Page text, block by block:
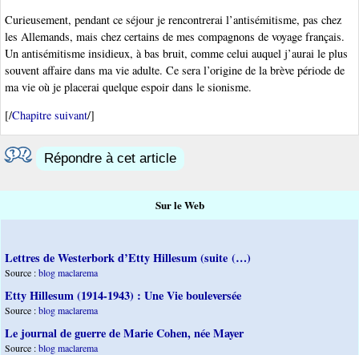
Curieusement, pendant ce séjour je rencontrerai l’antisémitisme, pas chez
les Allemands, mais chez certains de mes compagnons de voyage français.
Un antisémitisme insidieux, à bas bruit, comme celui auquel j’aurai le plus
souvent affaire dans ma vie adulte. Ce sera l’origine de la brève période de
ma vie où je placerai quelque espoir dans le sionisme.
[/Chapitre suivant/]
Répondre à cet article
Sur le Web
Lettres de Westerbork d’Etty Hillesum (suite (…)
Source :blog maclarema
Etty Hillesum (1914-1943) : Une Vie bouleversée
Source :blog maclarema
Le journal de guerre de Marie Cohen, née Mayer
Source :blog maclarema